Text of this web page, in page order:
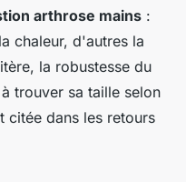
arthrose mains :
chaleur, d'autres la
la robustesse du
trouver sa taille selon
citée dans les retours